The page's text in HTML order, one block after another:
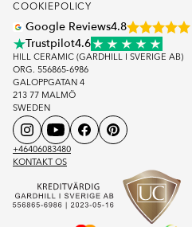
COOKIEPOLICY
Google Reviews4.8
Trustpilot4.6
HILL CERAMIC (GARDHILL I SVERIGE AB)
ORG. 556865-6986
GALOPPGATAN 4
213 77 MALMÖ
SWEDEN
+46406083480
KONTAKT OS